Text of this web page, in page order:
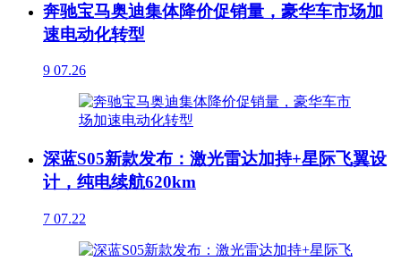
奔驰宝马奥迪集体降价促销量，豪华车市场加
速电动化转型
9 07.26
深蓝S05新款发布：激光雷达加持+星际飞翼设
计，纯电续航620km
7 07.22